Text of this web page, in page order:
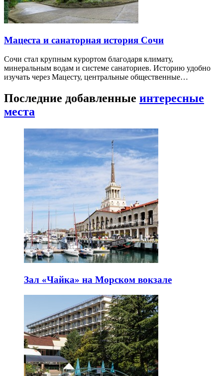
Мацеста и санаторная история Сочи
Сочи стал крупным курортом благодаря климату,
минеральным водам и системе санаториев. Историю удобно
изучать через Мацесту, центральные общественные…
Последние добавленные интересные
места
Зал «Чайка» на Морском вокзале